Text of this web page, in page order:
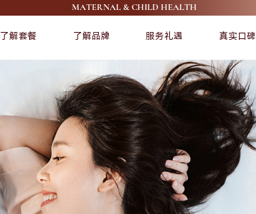
MATERNAL & CHILD HEALTH
真实口碑
服务礼遇
了解品牌
了解套餐